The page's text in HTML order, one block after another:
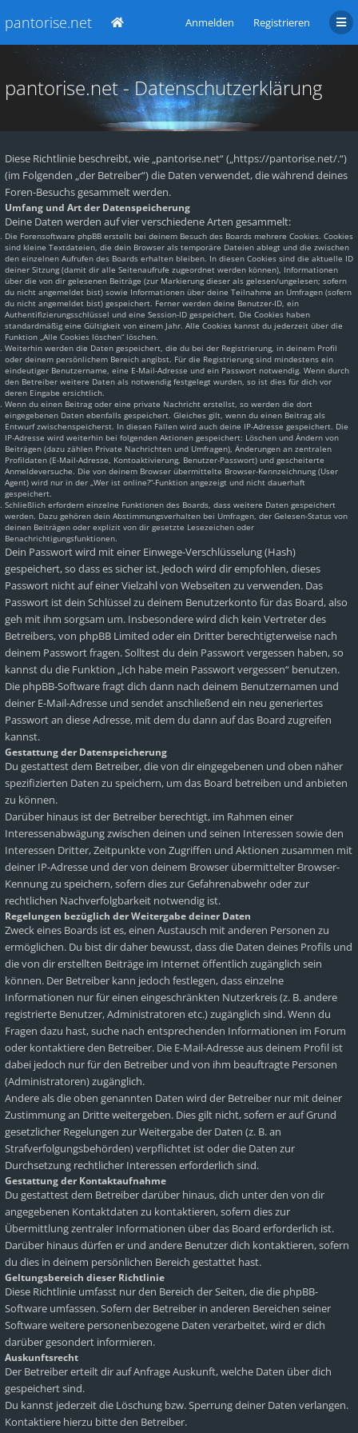
pantorise.net Anmelden Registrieren
pantorise.net - Datenschutzerklärung
Diese Richtlinie beschreibt, wie „pantorise.net“ („https://pantorise.net/.“)
(im Folgenden „der Betreiber“) die Daten verwendet, die während deines
Foren-Besuchs gesammelt werden.
Umfang und Art der Datenspeicherung
Deine Daten werden auf vier verschiedene Arten gesammelt:
Die Forensoftware phpBB erstellt bei deinem Besuch des Boards mehrere Cookies. Cookies
sind kleine Textdateien, die dein Browser als temporäre Dateien ablegt und die zwischen
den einzelnen Aufrufen des Boards erhalten bleiben. In diesen Cookies sind die aktuelle ID
deiner Sitzung (damit dir alle Seitenaufrufe zugeordnet werden können), Informationen
über die von dir gelesenen Beiträge (zur Markierung dieser als gelesen/ungelesen; sofern
du nicht angemeldet bist) sowie Informationen über deine Teilnahme an Umfragen (sofern
du nicht angemeldet bist) gespeichert. Ferner werden deine Benutzer-ID, ein
Authentifizierungsschlüssel und eine Session-ID gespeichert. Die Cookies haben
standardmäßig eine Gültigkeit von einem Jahr. Alle Cookies kannst du jederzeit über die
Funktion „Alle Cookies löschen“ löschen.
Weiterhin werden die Daten gespeichert, die du bei der Registrierung, in deinem Profil
oder deinem persönlichem Bereich angibst. Für die Registrierung sind mindestens ein
eindeutiger Benutzername, eine E-Mail-Adresse und ein Passwort notwendig. Wenn durch
den Betreiber weitere Daten als notwendig festgelegt wurden, so ist dies für dich vor
deren Eingabe ersichtlich.
Wenn du einen Beitrag oder eine private Nachricht erstellst, so werden die dort
eingegebenen Daten ebenfalls gespeichert. Gleiches gilt, wenn du einen Beitrag als
Entwurf zwischenspeicherst. In diesen Fällen wird auch deine IP-Adresse gespeichert. Die
IP-Adresse wird weiterhin bei folgenden Aktionen gespeichert: Löschen und Ändern von
Beiträgen (dazu zählen Private Nachrichten und Umfragen), Änderungen an zentralen
Profildaten (E-Mail-Adresse, Kontoaktivierung, Benutzer-Passwort) und gescheiterte
Anmeldeversuche. Die von deinem Browser übermittelte Browser-Kennzeichnung (User
Agent) wird nur in der „Wer ist online?“-Funktion angezeigt und nicht dauerhaft
gespeichert.
Schließlich erfordern einzelne Funktionen des Boards, dass weitere Daten gespeichert
werden. Dazu gehören dein Abstimmungsverhalten bei Umfragen, der Gelesen-Status von
deinen Beiträgen oder explizit von dir gesetzte Lesezeichen oder
Benachrichtigungsfunktionen.
Dein Passwort wird mit einer Einwege-Verschlüsselung (Hash)
gespeichert, so dass es sicher ist. Jedoch wird dir empfohlen, dieses
Passwort nicht auf einer Vielzahl von Webseiten zu verwenden. Das
Passwort ist dein Schlüssel zu deinem Benutzerkonto für das Board, also
geh mit ihm sorgsam um. Insbesondere wird dich kein Vertreter des
Betreibers, von phpBB Limited oder ein Dritter berechtigterweise nach
deinem Passwort fragen. Solltest du dein Passwort vergessen haben, so
kannst du die Funktion „Ich habe mein Passwort vergessen“ benutzen.
Die phpBB-Software fragt dich dann nach deinem Benutzernamen und
deiner E-Mail-Adresse und sendet anschließend ein neu generiertes
Passwort an diese Adresse, mit dem du dann auf das Board zugreifen
kannst.
Gestattung der Datenspeicherung
Du gestattest dem Betreiber, die von dir eingegebenen und oben näher
spezifizierten Daten zu speichern, um das Board betreiben und anbieten
zu können.
Darüber hinaus ist der Betreiber berechtigt, im Rahmen einer
Interessenabwägung zwischen deinen und seinen Interessen sowie den
Interessen Dritter, Zeitpunkte von Zugriffen und Aktionen zusammen mit
deiner IP-Adresse und der von deinem Browser übermittelter Browser-
Kennung zu speichern, sofern dies zur Gefahrenabwehr oder zur
rechtlichen Nachverfolgbarkeit notwendig ist.
Regelungen bezüglich der Weitergabe deiner Daten
Zweck eines Boards ist es, einen Austausch mit anderen Personen zu
ermöglichen. Du bist dir daher bewusst, dass die Daten deines Profils und
die von dir erstellten Beiträge im Internet öffentlich zugänglich sein
können. Der Betreiber kann jedoch festlegen, dass einzelne
Informationen nur für einen eingeschränkten Nutzerkreis (z. B. andere
registrierte Benutzer, Administratoren etc.) zugänglich sind. Wenn du
Fragen dazu hast, suche nach entsprechenden Informationen im Forum
oder kontaktiere den Betreiber. Die E-Mail-Adresse aus deinem Profil ist
dabei jedoch nur für den Betreiber und von ihm beauftragte Personen
(Administratoren) zugänglich.
Andere als die oben genannten Daten wird der Betreiber nur mit deiner
Zustimmung an Dritte weitergeben. Dies gilt nicht, sofern er auf Grund
gesetzlicher Regelungen zur Weitergabe der Daten (z. B. an
Strafverfolgungsbehörden) verpflichtet ist oder die Daten zur
Durchsetzung rechtlicher Interessen erforderlich sind.
Gestattung der Kontaktaufnahme
Du gestattest dem Betreiber darüber hinaus, dich unter den von dir
angegebenen Kontaktdaten zu kontaktieren, sofern dies zur
Übermittlung zentraler Informationen über das Board erforderlich ist.
Darüber hinaus dürfen er und andere Benutzer dich kontaktieren, sofern
du dies in deinem persönlichen Bereich gestattet hast.
Geltungsbereich dieser Richtlinie
Diese Richtlinie umfasst nur den Bereich der Seiten, die die phpBB-
Software umfassen. Sofern der Betreiber in anderen Bereichen seiner
Software weitere personenbezogene Daten verarbeitet, wird er dich
darüber gesondert informieren.
Auskunftsrecht
Der Betreiber erteilt dir auf Anfrage Auskunft, welche Daten über dich
gespeichert sind.
Du kannst jederzeit die Löschung bzw. Sperrung deiner Daten verlangen.
Kontaktiere hierzu bitte den Betreiber.